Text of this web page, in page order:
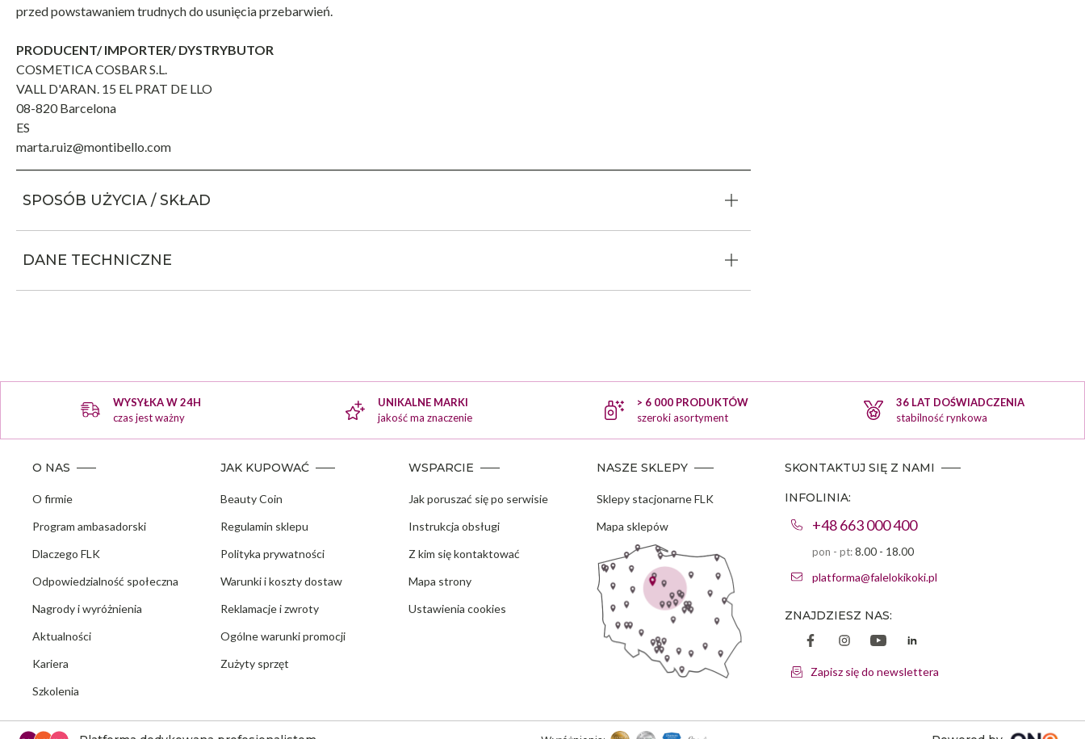
przed powstawaniem trudnych do usunięcia przebarwień.
PRODUCENT/ IMPORTER/ DYSTRYBUTOR
COSMETICA COSBAR S.L.
VALL D'ARAN. 15 EL PRAT DE LLO
08-820 Barcelona
ES
marta.ruiz@montibello.com
SPOSÓB UŻYCIA / SKŁAD
DANE TECHNICZNE
WYSYŁKA W 24H
czas jest ważny
UNIKALNE MARKI
jakość ma znaczenie
> 6 000 PRODUKTÓW
szeroki asortyment
36 LAT DOŚWIADCZENIA
stabilność rynkowa
O NAS
O firmie
Program ambasadorski
Dlaczego FLK
Odpowiedzialność społeczna
Nagrody i wyróżnienia
Aktualności
Kariera
Szkolenia
JAK KUPOWAĆ
Beauty Coin
Regulamin sklepu
Polityka prywatności
Warunki i koszty dostaw
Reklamacje i zwroty
Ogólne warunki promocji
Zużyty sprzęt
WSPARCIE
Jak poruszać się po serwisie
Instrukcja obsługi
Z kim się kontaktować
Mapa strony
Ustawienia cookies
NASZE SKLEPY
Sklepy stacjonarne FLK
Mapa sklepów
SKONTAKTUJ SIĘ Z NAMI
INFOLINIA:
+48 663 000 400
pon - pt:8.00 - 18.00
platforma@falelokikoki.pl
ZNAJDZIESZ NAS:
Zapisz się do newslettera